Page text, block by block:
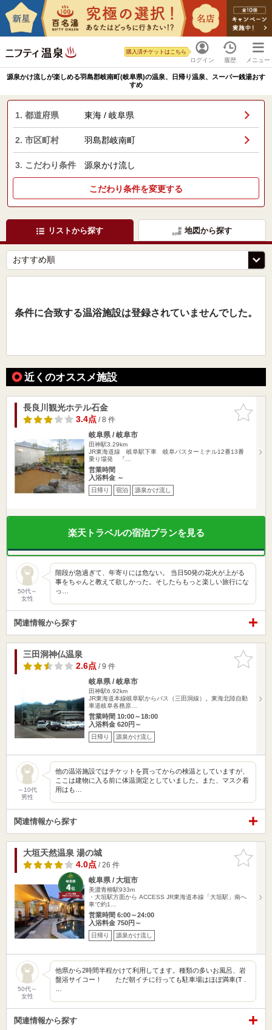
ログイン
購入済チケットはこちら
履歴 メニュー
源泉かけ流しが楽しめる羽島郡岐南町(岐阜県)の温泉、日帰り温泉、スーパー銭湯おす
すめ
1. 都道府県 東海 / 岐阜県
2. 市区町村 羽島郡岐南町
3. こだわり条件 源泉かけ流し
こだわり条件を変更する
リストから探す 地図から探す
条件に合致する温浴施設は登録されていませんでした。
近くのオススメ施設
お気に入
りに追加
長良川観光ホテル石金
3.4点/ 8 件
岐阜県 / 岐阜市
田神駅3.29km
JR東海道線 岐阜駅下車 岐阜バスターミナル12番13番
乗り場発 『…
営業時間
入浴料金 ～
日帰り 宿泊 源泉かけ流し
楽天トラベルの宿泊プランを見る
50代～
女性
階段が急過ぎて、年寄りには危ない。 当日50発の花火が上がる
事をちゃんと教えて欲しかった。そしたらもっと楽しい旅行にな
っ…
関連情報から探す
お気に入
りに追加
三田洞神仏温泉
2.6点/ 9 件
岐阜県 / 岐阜市
田神駅6.92km
JR東海道本線岐阜駅からバス（三田洞線）。東海北陸自動
車道岐阜各務原…
営業時間 10:00～18:00
入浴料金 620円～
日帰り 源泉かけ流し
～10代
男性
他の温浴施設ではチケットを買ってからの検温としていますが、
ここは建物に入る前に体温測定としていました。また、マスク着
用はも…
関連情報から探す
お気に入
りに追加
大垣天然温泉 湯の城
4.0点/ 26 件
岐阜県 / 大垣市
美濃青柳駅933m
・大垣駅方面から ACCESS JR東海道本線「大垣駅」南へ
車で約1…
営業時間 6:00～24:00
入浴料金 750円～
日帰り 源泉かけ流し
50代～
女性
他県から2時間半程かけて利用してます。種類の多いお風呂、岩
盤浴サイコー！ ただ朝イチに行っても駐車場はほぼ満車(T .
関連情報から探す